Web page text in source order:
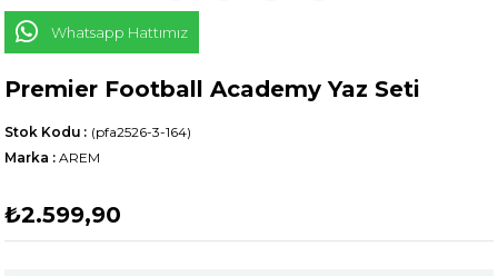
Whatsapp Hattımız
Premier Football Academy Yaz Seti
(pfa2526-3-164)
Stok Kodu
Marka : AREM
₺2.599,90